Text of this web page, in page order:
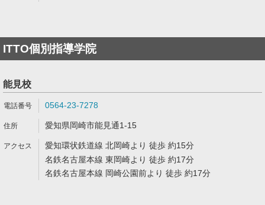
ITTO個別指導学院
能見校
0564-23-7278
愛知県岡崎市能見通1-15
愛知環状鉄道線 北岡崎より 徒歩 約15分
名鉄名古屋本線 東岡崎より 徒歩 約17分
名鉄名古屋本線 岡崎公園前より 徒歩 約17分